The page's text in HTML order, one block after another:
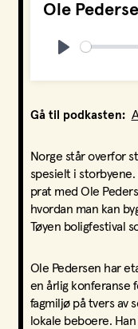
Ole
Gå til podkasten:
Norge står overfor
spesielt i
prat med Ole
hvordan man kan
Tøyen boligfestival
Ole Pedersen har
en årlig konferanse
fagmiljø på tvers av
lokale beboere.